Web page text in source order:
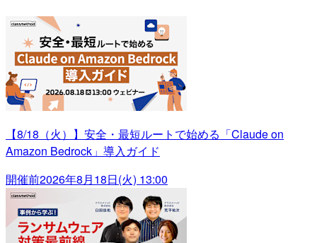
【8/18（火）】安全・最短ルートで始める「Claude on
Amazon Bedrock」導入ガイド
開催前2026年8月18日(火) 13:00